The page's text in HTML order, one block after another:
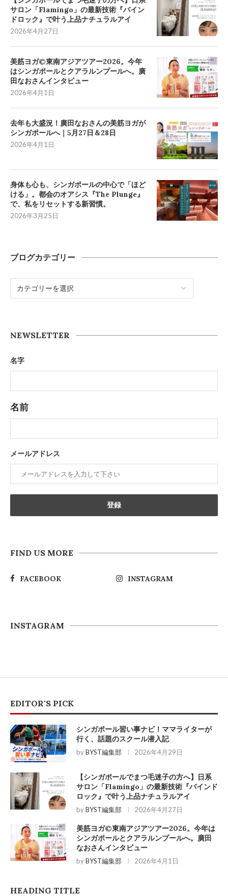
サロン「Flamingo」の最新技術『バイン
ドロック』で叶う上品ナチュラルアイ
2026年4月27日
美筋ヨガ©東南アジアツアー2026。今年
はシンガポールとクアラルンプールへ。廣
田なおさんインタビュー
2026年4月1日
去年も大盛況！廣田なおさんの美筋ヨガが
シンガポールへ｜5月27日＆28日
2026年4月1日
身体も心も、シンガポールの中心で「ほど
ける」。都会のオアシス『The Plunge』
で、私をリセットする新習慣。
2026年3月25日
ブログカテゴリー
NEWSLETTER
名字
名前
メールアドレス
FIND US MORE
FACEBOOK INSTAGRAM
INSTAGRAM
EDITOR'S PICK
シンガポール習い事ナビ！ママライターが
行く、話題のスクール潜入記
byBYST編集部 2026年4月29日
【シンガポールでまつ毛迷子の方へ】日系
サロン「Flamingo」の最新技術『バインド
ロック』で叶う上品ナチュラルアイ
byBYST編集部 2026年4月27日
美筋ヨガ©東南アジアツアー2026。今年は
シンガポールとクアラルンプールへ。廣田
なおさんインタビュー
byBYST編集部 2026年4月1日
HEADING TITLE